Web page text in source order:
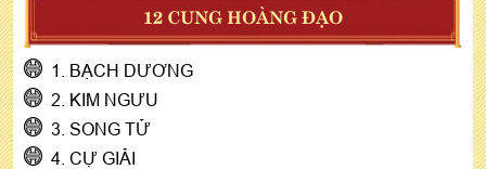
12 CUNG HOÀNG ĐẠO
1. BẠCH DƯƠNG
2. KIM NGƯU
3. SONG TỬ
4. CỰ GIẢI